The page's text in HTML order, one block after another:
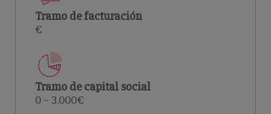
Tramo de facturación
€
Tramo de capital social
0 – 3.000€